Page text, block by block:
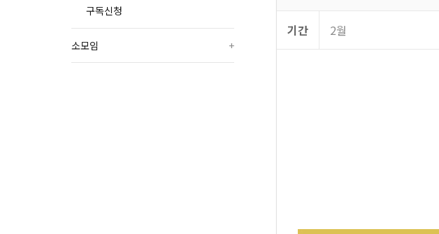
구독신청
소모임 +
기간 2월